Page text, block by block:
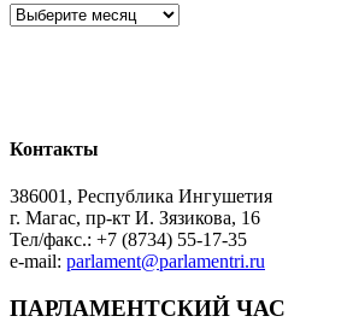
Архив
Контакты
386001, Республика Ингушетия
г. Магас, пр-кт И. Зязикова, 16
Тел/факс.: +7 (8734) 55-17-35
e-mail: parlament@parlamentri.ru
ПАРЛАМЕНТСКИЙ ЧАС